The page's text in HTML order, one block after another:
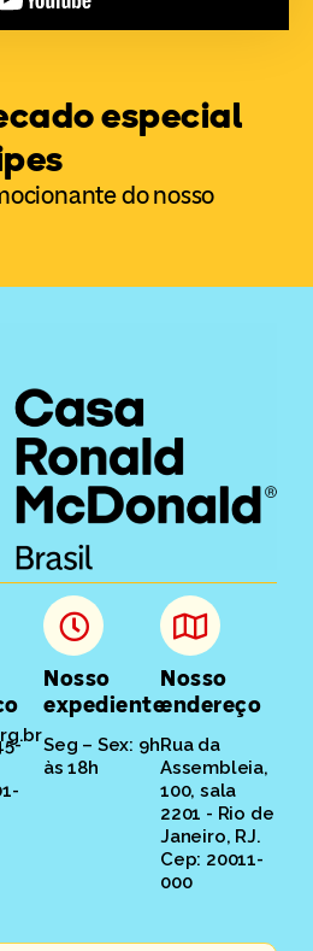
especial
do nosso
Nosso
expediente
Seg – Sex: 9h
às 18h
Nosso
endereço
Rua da
Assembleia,
100, sala
2201 - Rio de
Janeiro, RJ.
Cep: 20011-
000